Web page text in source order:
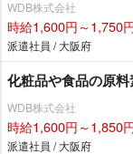
WDB株式会社
時給1,600円～1,750
派遣社員 / 大阪府
化粧品や食品の原
WDB株式会社
時給1,600円～1,850
派遣社員 / 大阪府